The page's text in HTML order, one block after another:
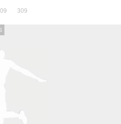
309